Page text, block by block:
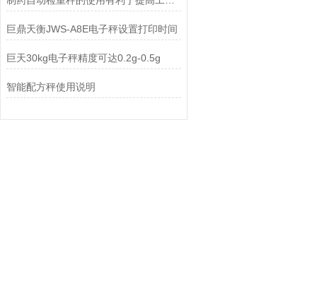
巨鼎天衡JWS-A8E电子秤设置打印时间
巨天30kg电子秤精度可达0.2g-0.5g
智能配方秤使用说明